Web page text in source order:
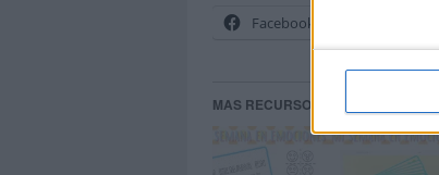
Facebook
MAS RECURSOS SOBRE ESTE TEMA